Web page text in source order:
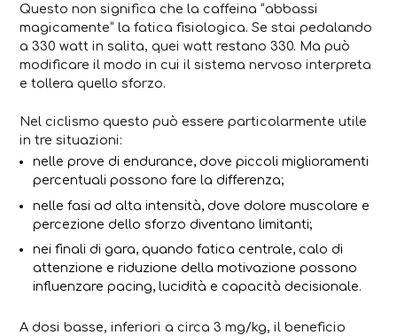
Questo non significa che la caffeina “abbassi
magicamente” la fatica fisiologica. Se stai pedalando
a 330 watt in salita, quei watt restano 330. Ma può
modificare il modo in cui il sistema nervoso interpreta
e tollera quello sforzo.
Nel ciclismo questo può essere particolarmente utile
in tre situazioni:
nelle prove di endurance, dove piccoli miglioramenti
percentuali possono fare la differenza;
nelle fasi ad alta intensità, dove dolore muscolare e
percezione dello sforzo diventano limitanti;
nei finali di gara, quando fatica centrale, calo di
attenzione e riduzione della motivazione possono
influenzare pacing, lucidità e capacità decisionale.
A dosi basse, inferiori a circa 3 mg/kg, il beneficio